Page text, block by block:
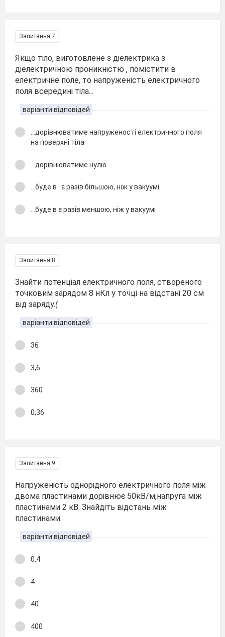
Запитання 7
Якщо тіло, виготовлене з діелектрика з
діелектричною проникністю , помістити в
електричне поле, то напруженість електричного
поля всередині тіла...
варіанти відповідей
...дорівнюватиме напруженості електричного поля
на поверхні тіла
...дорівнюватиме нулю
...буде в ε разів більшою, ніж у вакуумі
...буде в ε разів меншою, ніж у вакуумі
Запитання 8
Знайти потенціал електричного поля, створеного
точковим зарядом 8 нКл у точці на відстані 20 см
від заряду.(
варіанти відповідей
36
3,6
360
0,36
Запитання 9
Напруженість однорідного електричного поля між
двома пластинами дорівнює 50кВ/м,напруга між
пластинами 2 кВ. Знайдіть відстань між
пластинами.
варіанти відповідей
0,4
4
40
400